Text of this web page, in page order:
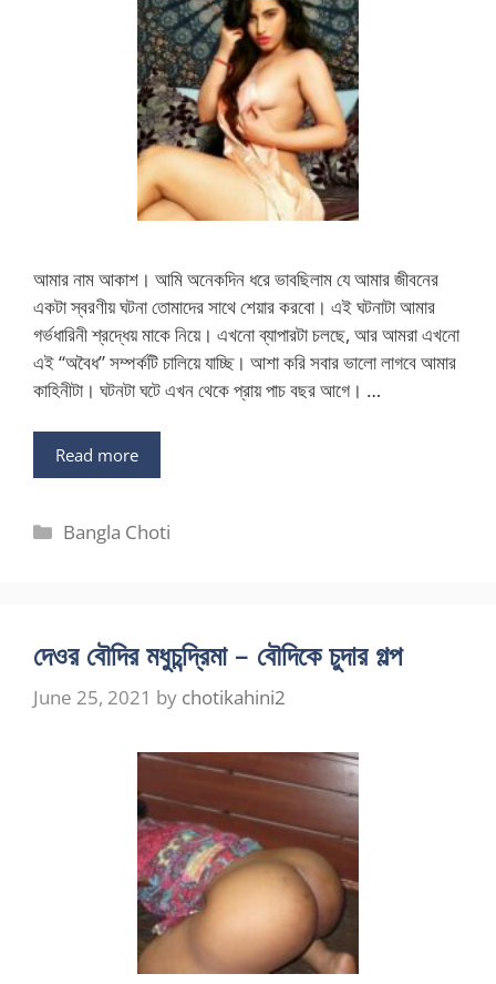
আমার নাম আকাশ। আমি অনেকদিন ধরে ভাবছিলাম যে আমার জীবনের
একটা স্বরণীয় ঘটনা তোমাদের সাথে শেয়ার করবো। এই ঘটনাটা আমার
গর্ভধারিনী শ্রদ্ধেয় মাকে নিয়ে। এখনো ব্যাপারটা চলছে, আর আমরা এখনো
এই “অবৈধ” সম্পর্কটি চালিয়ে যাচ্ছি। আশা করি সবার ভালো লাগবে আমার
কাহিনীটা। ঘটনটা ঘটে এখন থেকে প্রায় পাচ বছর আগে। …
Read more
Categories
Bangla Choti
দেওর বৌদির মধুচন্দ্রিমা – বৌদিকে চুদার গল্প
June 25, 2021 by chotikahini2